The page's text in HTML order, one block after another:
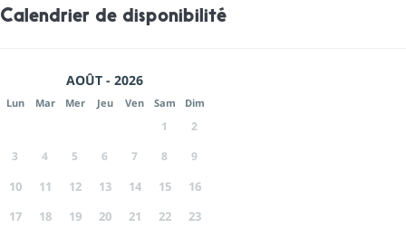
Calendrier de disponibilité
AOÛT - 2026
Lun Mar Mer Jeu Ven Sam Dim
1
2
3
4 5 6 7 8 9
10 11 12 13 14 15
16
17
18 19 20 21 22
23